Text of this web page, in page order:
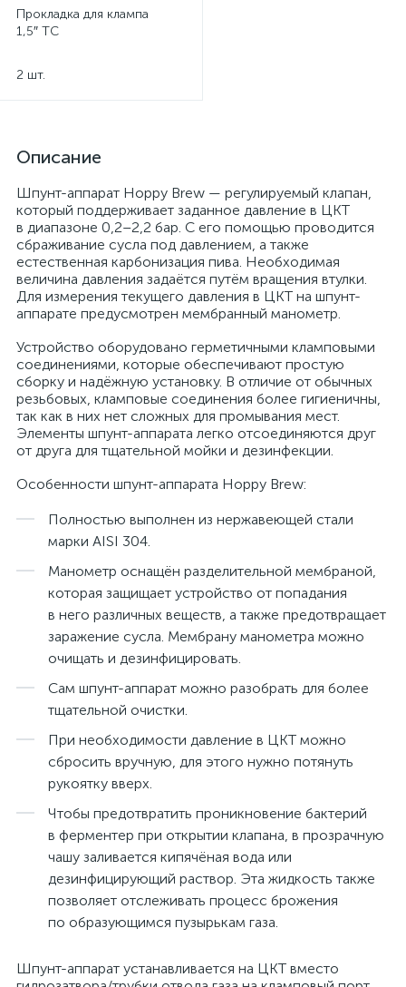
Прокладка для клампа
1,5″ TC
2 шт.
Описание
Шпунт-аппарат Hoppy Brew — регулируемый клапан,
который поддерживает заданное давление в ЦКТ
в диапазоне 0,2–2,2 бар. С его помощью проводится
сбраживание сусла под давлением, а также
естественная карбонизация пива. Необходимая
величина давления задаётся путём вращения втулки.
Для измерения текущего давления в ЦКТ на шпунт-
аппарате предусмотрен мембранный манометр.
Устройство оборудовано герметичными кламповыми
соединениями, которые обеспечивают простую
сборку и надёжную установку. В отличие от обычных
резьбовых, кламповые соединения более гигиеничны,
так как в них нет сложных для промывания мест.
Элементы шпунт-аппарата легко отсоединяются друг
от друга для тщательной мойки и дезинфекции.
Особенности шпунт-аппарата Hoppy Brew:
Полностью выполнен из нержавеющей стали
марки AISI 304.
Манометр оснащён разделительной мембраной,
которая защищает устройство от попадания
в него различных веществ, а также предотвращает
заражение сусла. Мембрану манометра можно
очищать и дезинфицировать.
Сам шпунт-аппарат можно разобрать для более
тщательной очистки.
При необходимости давление в ЦКТ можно
сбросить вручную, для этого нужно потянуть
рукоятку вверх.
Чтобы предотвратить проникновение бактерий
в ферментер при открытии клапана, в прозрачную
чашу заливается кипячёная вода или
дезинфицирующий раствор. Эта жидкость также
позволяет отслеживать процесс брожения
по образующимся пузырькам газа.
Шпунт-аппарат устанавливается на ЦКТ вместо